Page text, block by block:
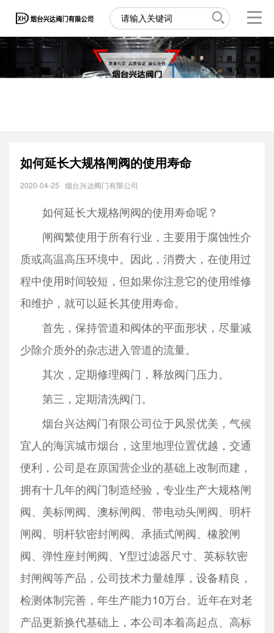
如何延长大规格闸阀的使用寿命
2020-04-25 烟台兴达阀门有限公司
如何延长大规格闸阀的使用寿命呢？
闸阀繁使用于所有行业，主要用于腐蚀性介
质或高温高压环境中。因此，消费大，在使用过
程中使用时间较短，但如果你注意它的使用维修
和维护，就可以延长其使用寿命。
首先，保持管道和阀体的平面形状，尽量减
少除介质外的杂志进入管道的流量。
其次，定期修理阀门，释放阀门压力。
第三，定期清洗阀门。
烟台兴达阀门有限公司位于风景优美，气候
宜人的海滨城市烟台，这里地理位置优越，交通
便利，公司是在原国营企业的基础上改制而建，
拥有十几年的阀门制造经验，专业生产大规格闸
阀、美标闸阀、澳标闸阀、带电动头闸阀、明杆
闸阀、明杆软密封闸阀、承插式闸阀、橡胶闸
阀、弹性座封闸阀、Y型过滤器尺寸、英标软密
封闸阀等产品，公司技术力量雄厚，设备精良，
检测体制完善，年生产能力10万台。近年在对老
产品更新换代基础上，本公司本着高起点、高标